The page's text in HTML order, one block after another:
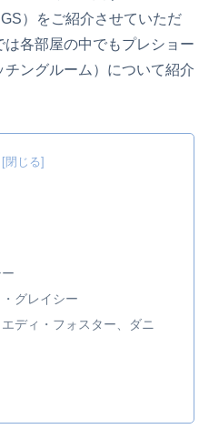
）をご紹介させていただ
各部屋の中でもプレショー
ングルーム）について紹介
グレイシー
ディ・フォスター、ダニ